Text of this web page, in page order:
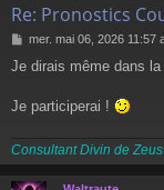
Re: Pronostics
M
s
a
mer. mai 06, 2026 11:57
Je dirais même dans la
Je participerai !
Consultant Divin de Zeus